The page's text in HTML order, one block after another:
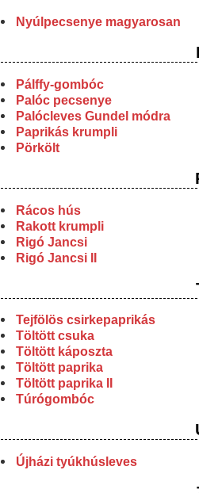
Nyúlpecsenye magyarosan
Pálffy-gombóc
Palóc pecsenye
Palócleves Gundel módra
Paprikás krumpli
Pörkölt
Rácos hús
Rakott krumpli
Rigó Jancsi
Rigó Jancsi II
Tejfölös csirkepaprikás
Töltött csuka
Töltött káposzta
Töltött paprika
Töltött paprika II
Túrógombóc
Újházi tyúkhúsleves